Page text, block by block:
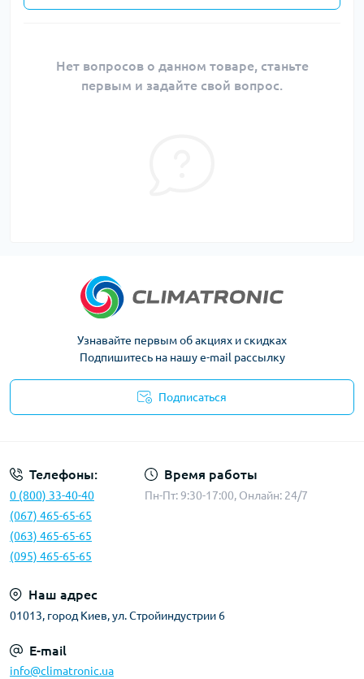
Нет вопросов о данном товаре, станьте
первым и задайте свой вопрос.
Узнавайте первым об акциях и скидках
Подпишитесь на нашу e-mail рассылку
Подписаться
Телефоны:
0 (800) 33-40-40
(067) 465-65-65
(063) 465-65-65
(095) 465-65-65
Время работы
Пн-Пт: 9:30-17:00, Онлайн: 24/7
Наш адрес
01013, город Киев, ул. Стройиндустрии 6
E-mail
info@climatronic.ua